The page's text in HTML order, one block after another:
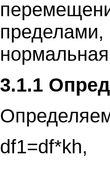
пределами,
3.1.1
df1=df*kh,